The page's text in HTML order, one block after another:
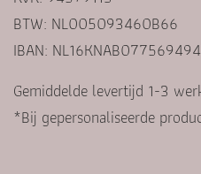
BTW: NL005093460B66
IBAN:
Gemiddelde levertijd 1-3
*Bij gepersonaliseerde